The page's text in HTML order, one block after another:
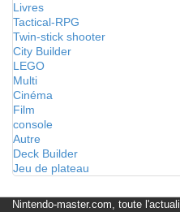
Livres
Tactical-RPG
Twin-stick shooter
City Builder
LEGO
Multi
Cinéma
Film
console
Autre
Deck Builder
Jeu de plateau
Nintendo-master.com, toute